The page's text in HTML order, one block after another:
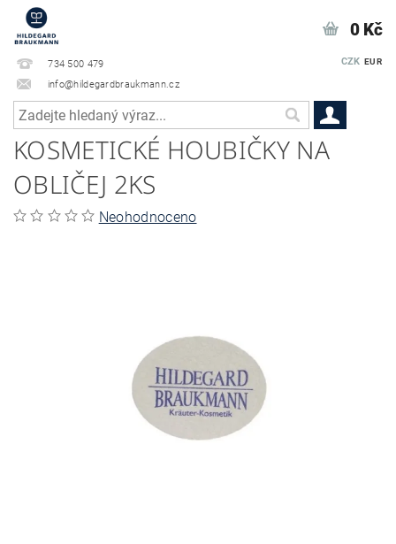
734 500 479
info@hildegardbraukmann.cz
CZK EUR
0 Kč
KOSMETICKÉ HOUBIČKY NA
OBLIČEJ 2KS
Neohodnoceno